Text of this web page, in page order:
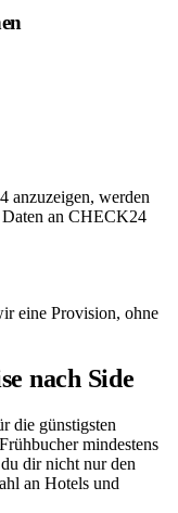
anzuzeigen, werden
an CHECK24
eine Provision, ohne
nach Side
die günstigsten
mindestens
dir nicht nur den
an Hotels und